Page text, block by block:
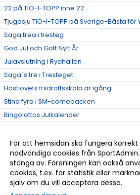
22 på TIO-I-TOPP inne 22
Tjugosju TIO-I-TOPP på Sverige-Bästa för
Saga trea i tresteg
God Jul och Gott Nytt År
Julavslutning i Ryahallen
Saga´s tre i Tresteget
Höstlovets friidrottsskola är igång
Stina fyra i SM-comebacken
Bingolottos Julkalender
Eric tog hem femman i Alingsås
Det kom en skur...
Tre GM-medaljer till Ymer
För att hemsidan ska fungera
nödvändiga cookies från
stänga av. Föreningen kan också
cookies, t.ex. för statistik eller
själv om du vill acceptera dessa.